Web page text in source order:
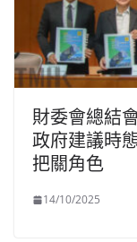
財委會總結
政府建議時
把關角色
14/10/2025